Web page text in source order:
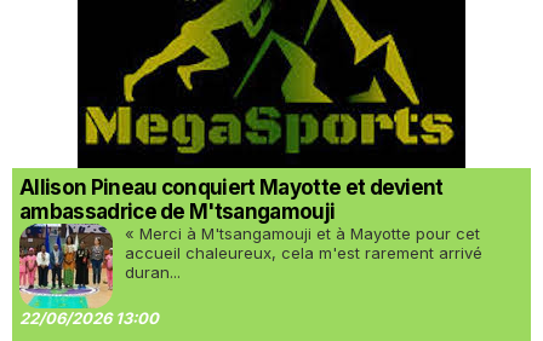
Allison Pineau conquiert Mayotte et devient
ambassadrice de M'tsangamouji
« Merci à M'tsangamouji et à Mayotte pour cet
accueil chaleureux, cela m'est rarement arrivé
duran...
22/06/2026 13:00